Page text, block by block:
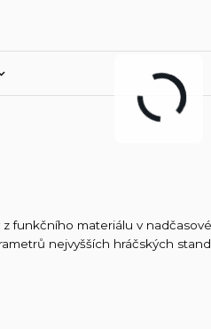
funkčního materiálu v
nejvyšších hráčských